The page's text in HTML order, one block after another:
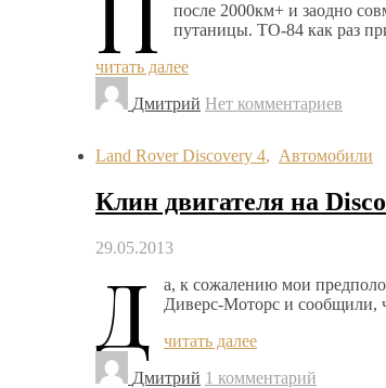
после 2000км+ и заодно
путаницы. ТО-84 как раз
читать далее
Дмитрий Нет комментариев
Land Rover Discovery 4, Автомобили
Клин двигателя на
29.05.2013
Д
а, к сожалению мои
Диверс-Моторс и сообщили,
читать далее
Дмитрий 1 комментарий